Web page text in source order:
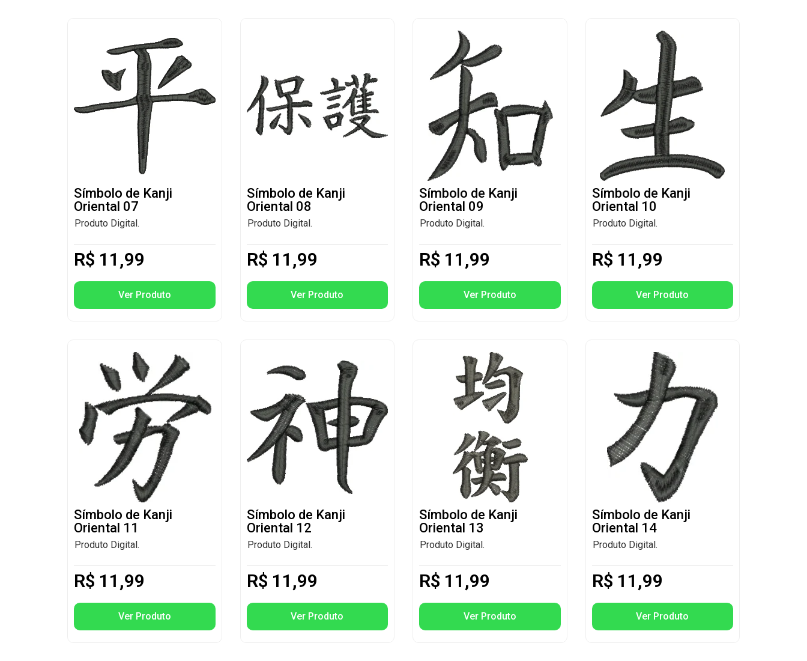
Símbolo de Kanji
Oriental 07
Produto Digital.
R$ 11,99
Ver Produto
Símbolo de Kanji
Oriental 08
Produto Digital.
R$ 11,99
Ver Produto
Símbolo de Kanji
Oriental 09
Produto Digital.
R$ 11,99
Ver Produto
Símbolo de Kanji
Oriental 10
Produto Digital.
R$ 11,99
Ver Produto
Símbolo de Kanji
Oriental 11
Produto Digital.
R$ 11,99
Ver Produto
Símbolo de Kanji
Oriental 12
Produto Digital.
R$ 11,99
Ver Produto
Símbolo de Kanji
Oriental 13
Produto Digital.
R$ 11,99
Ver Produto
Símbolo de Kanji
Oriental 14
Produto Digital.
R$ 11,99
Ver Produto